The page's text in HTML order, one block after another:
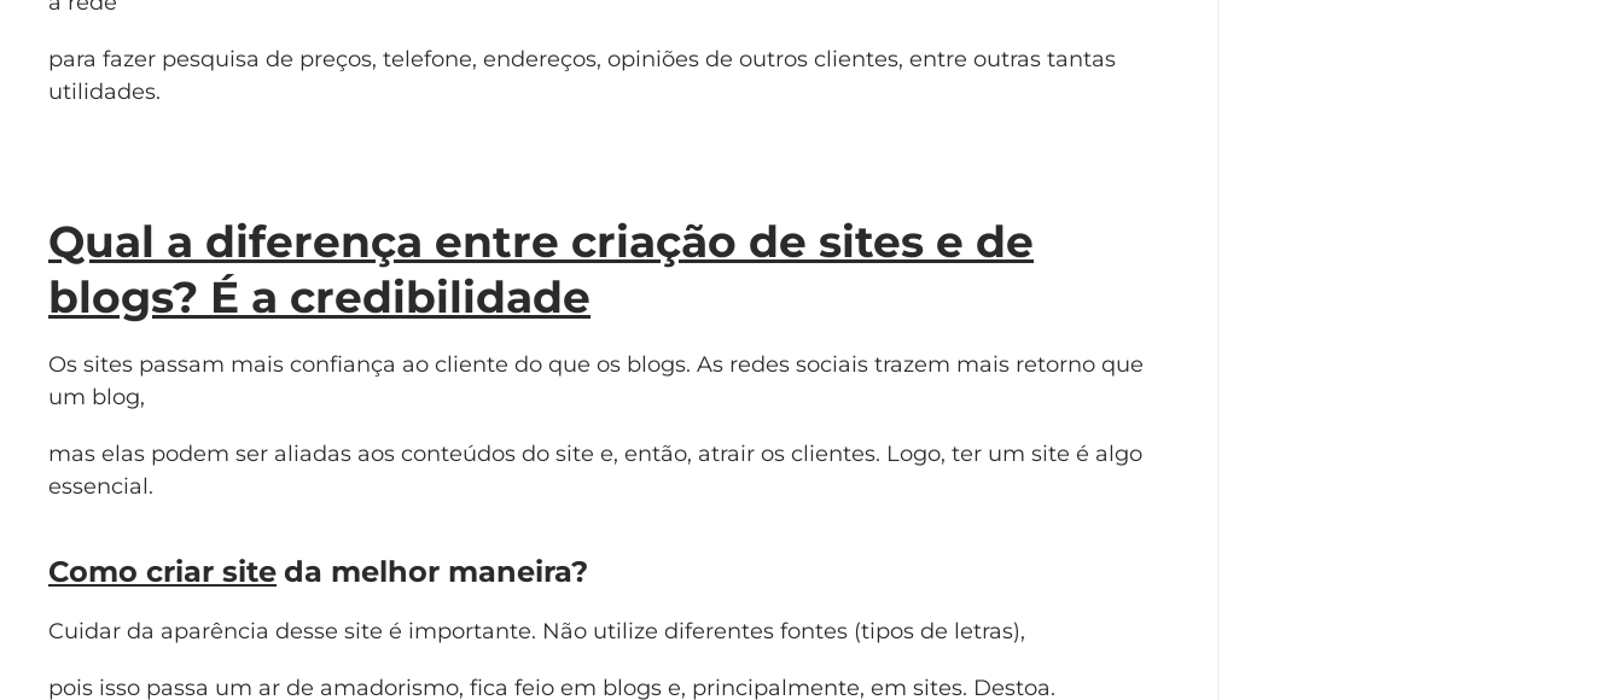
para fazer pesquisa de preços, telefone, endereços, opiniões de outros clientes, entre outras tantas
utilidades.
Qual a diferença entre criação de sites e de
blogs? É a credibilidade
Os sites passam mais confiança ao cliente do que os blogs. As redes sociais trazem mais retorno que
um blog,
mas elas podem ser aliadas aos conteúdos do site e, então, atrair os clientes. Logo, ter um site é algo
essencial.
Como criar site da melhor maneira?
Cuidar da aparência desse site é importante. Não utilize diferentes fontes (tipos de letras),
pois isso passa um ar de amadorismo, fica feio em blogs e, principalmente, em sites. Destoa.